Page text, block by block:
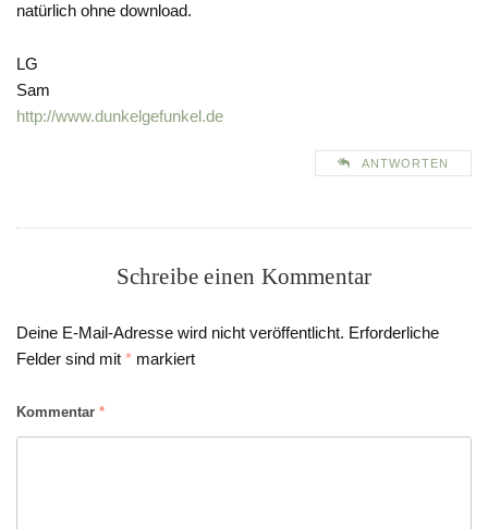
natürlich ohne download.
LG
Sam
http://www.dunkelgefunkel.de
ANTWORTEN
Schreibe einen Kommentar
Deine E-Mail-Adresse wird nicht veröffentlicht. Erforderliche
Felder sind mit * markiert
Kommentar *